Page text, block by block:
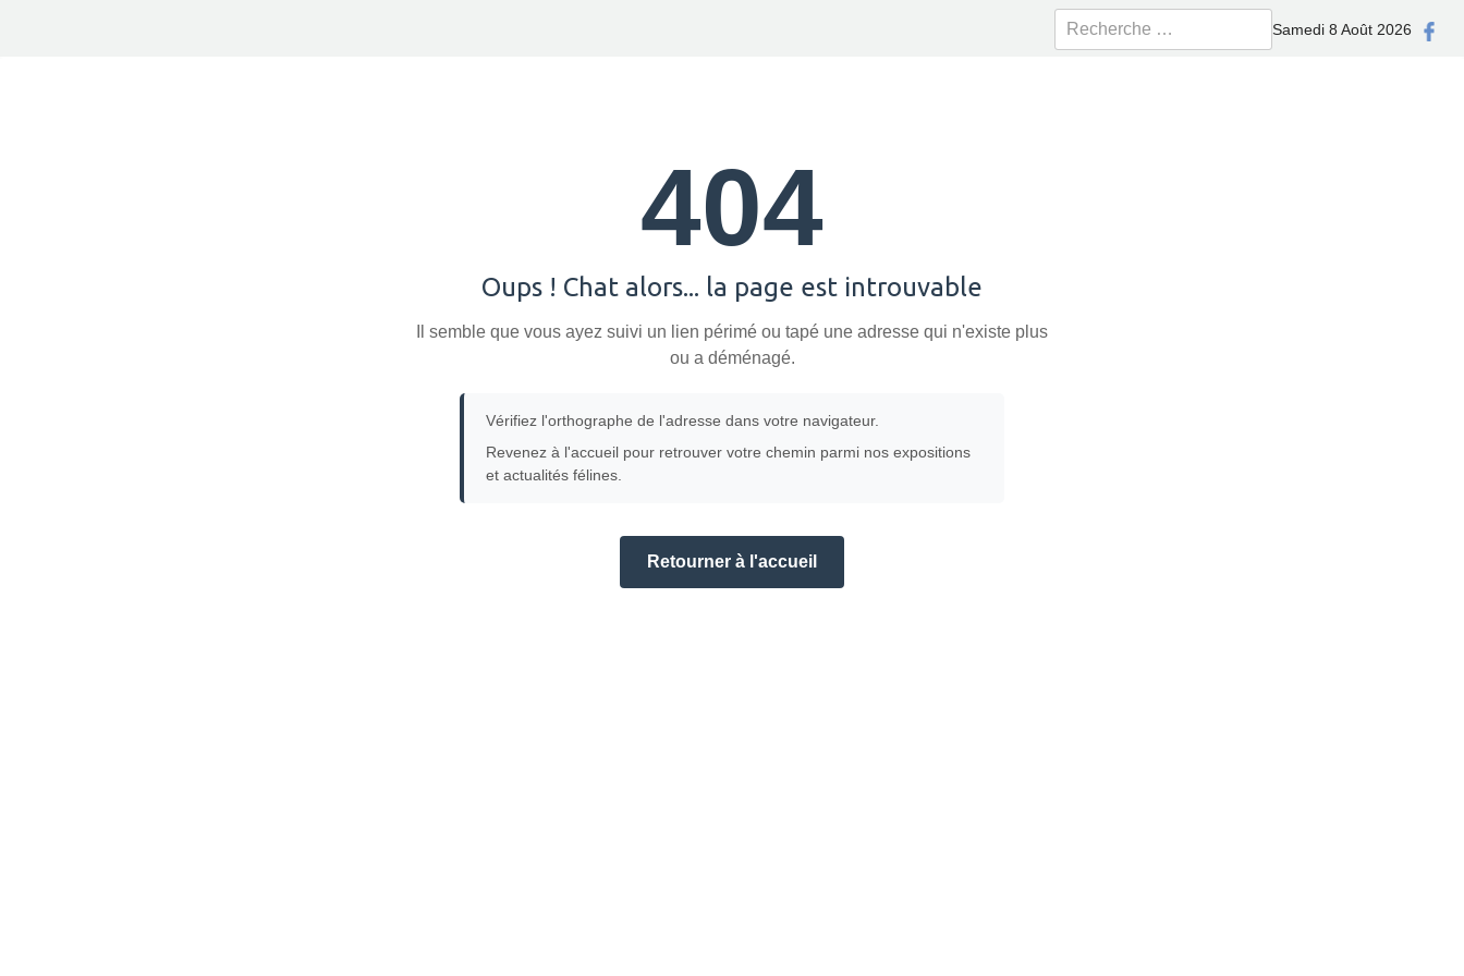
Samedi 8 Août 2026
Rechercher
404
Oups ! Chat alors... la page est introuvable
Il semble que vous ayez suivi un lien périmé ou tapé une adresse qui n'existe plus
ou a déménagé.
Vérifiez l'orthographe de l'adresse dans votre navigateur.
Revenez à l'accueil pour retrouver votre chemin parmi nos expositions
et actualités félines.
Retourner à l'accueil